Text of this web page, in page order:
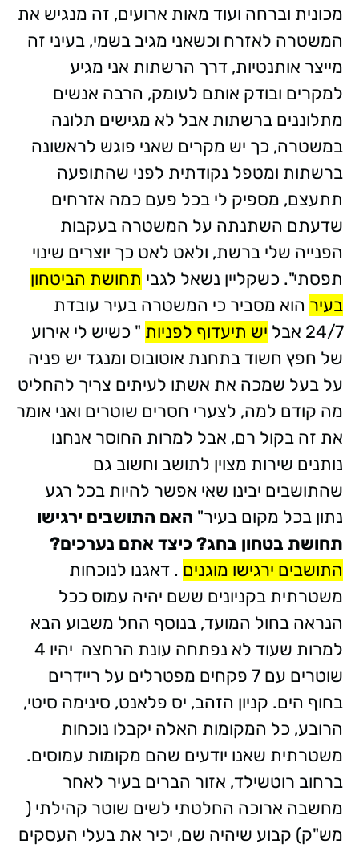
מכונית וברחה ועוד מאות ארועים, זה מנגיש את
המשטרה לאזרח וכשאני מגיב בשמי, בעיני זה
מייצר אותנטיות, דרך הרשתות אני מגיע
למקרים ובודק אותם לעומק, הרבה אנשים
מתלוננים ברשתות אבל לא מגישים תלונה
במשטרה, כך יש מקרים שאני פוגש לראשונה
ברשתות ומטפל נקודתית לפני שהתופעה
תתעצם, מספיק לי בכל פעם כמה אזרחים
שדעתם השתנתה על המשטרה בעקבות
הפנייה שלי ברשת, ולאט לאט כך יוצרים שינוי
תפסתי". כשקליין נשאל לגבי תחושת הביטחון
בעיר הוא מסביר כי המשטרה בעיר עובדת
24/7 אבל
יש תיעדוף לפניות " כשיש לי אירוע
של חפץ חשוד בתחנת אוטובוס ומנגד יש פניה
על בעל שמכה את אשתו לעיתים צריך להחליט
מה קודם למה, לצערי חסרים שוטרים ואני אומר
את זה בקול רם, אבל למרות החוסר אנחנו
נותנים שירות מצוין לתושב וחשוב גם
שהתושבים יבינו שאי אפשר להיות בכל רגע
נתון בכל מקום בעיר" האם התושבים ירגישו
תחושת בטחון בחג? כיצד אתם נערכים?
התושבים ירגישו מוגנים . דאגנו לנוכחות
משטרתית בקניונים ששם יהיה עמוס ככל
הנראה בחול המועד, בנוסף החל משבוע הבא
למרות שעוד לא נפתחה עונת הרחצה יהיו 4
שוטרים עם 7 פקחים מפטרלים על ריידרים
בחוף הים. קניון הזהב, יס פלאנט, סינימה סיטי,
הרובע, כל המקומות האלה יקבלו נוכחות
משטרתית שאנו יודעים שהם מקומות עמוסים.
ברחוב רוטשילד, אזור הברים בעיר לאחר
מחשבה ארוכה החלטתי לשים שוטר קהילתי (
מש"ק) קבוע שיהיה שם, יכיר את בעלי העסקים